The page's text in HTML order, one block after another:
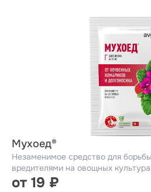
Мухоед®
Незаменимое средство для
вредителями на овощных
от 19 ₽